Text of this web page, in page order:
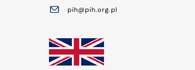
pih@pih.org.pl